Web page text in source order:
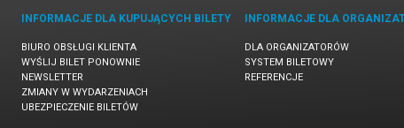
INFORMACJE DLA KUPUJĄCYCH BILETY
BIURO OBSŁUGI KLIENTA
WYŚLIJ BILET PONOWNIE
NEWSLETTER
ZMIANY W WYDARZENIACH
UBEZPIECZENIE BILETÓW
INFORMACJE DLA
DLA ORGANIZATORÓW
SYSTEM BILETOWY
REFERENCJE